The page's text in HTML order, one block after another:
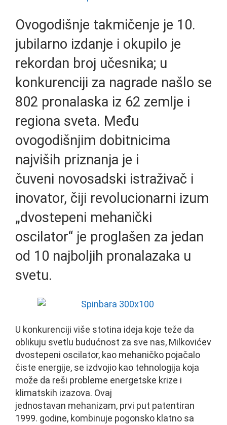
Ovogodišnje takmičenje je 10.
jubilarno izdanje i okupilo je
rekordan broj učesnika; u
konkurenciji za nagrade našlo se
802 pronalaska iz 62 zemlje i
regiona sveta. Među
ovogodišnjim dobitnicima
najviših priznanja je i
čuveni novosadski istraživač i
inovator, čiji revolucionarni izum
„dvostepeni mehanički
oscilator“ je proglašen za jedan
od 10 najboljih pronalazaka u
svetu.
U konkurenciji više stotina ideja koje teže da
oblikuju svetlu budućnost za sve nas, Milkovićev
dvostepeni oscilator, kao mehaničko pojačalo
čiste energije, se izdvojio kao tehnologija koja
može da reši probleme energetske krize i
klimatskih izazova. Ovaj
jednostavan mehanizam, prvi put patentiran
1999. godine, kombinuje pogonsko klatno sa